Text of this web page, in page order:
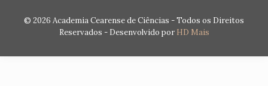
© 2026 Academia Cearense de Ciências - Todos os Direitos
Reservados - Desenvolvido por HD Mais